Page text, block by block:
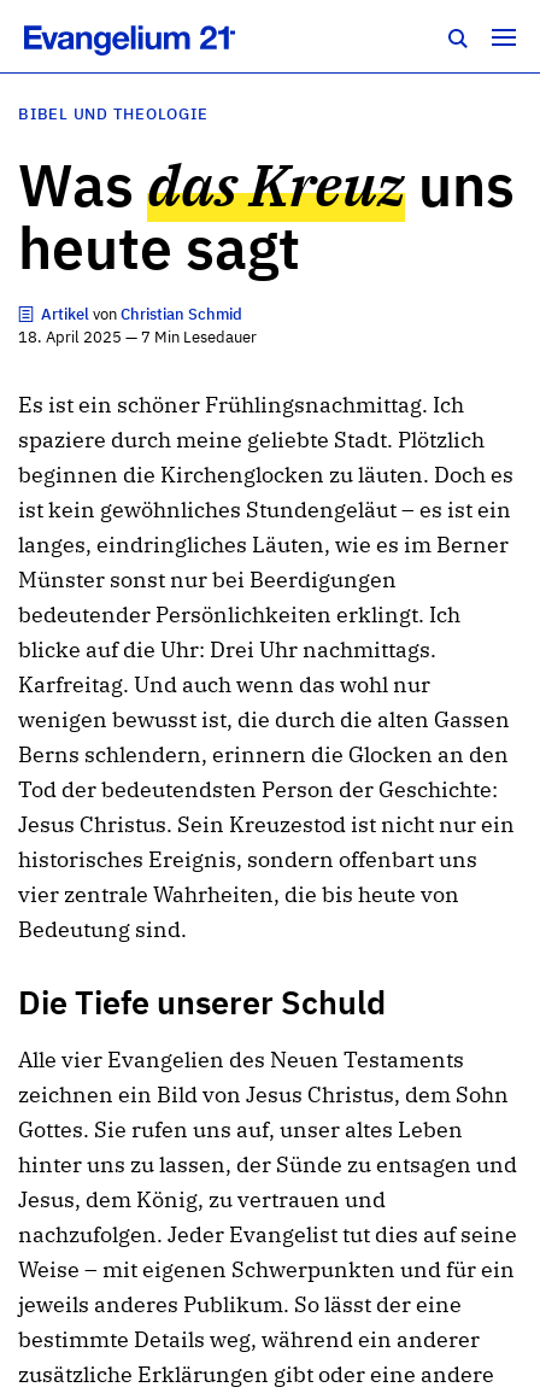
BIBEL UND THEOLOGIE
Was das Kreuz uns
heute sagt
ArtikelvonChristian Schmid
18. April 2025 — 7 Min Lesedauer
Es ist ein schöner Frühlingsnachmittag. Ich
spaziere durch meine geliebte Stadt. Plötzlich
beginnen die Kirchenglocken zu läuten. Doch es
ist kein gewöhnliches Stundengeläut – es ist ein
langes, eindringliches Läuten, wie es im Berner
Münster sonst nur bei Beerdigungen
bedeutender Persönlichkeiten erklingt. Ich
blicke auf die Uhr: Drei Uhr nachmittags.
Karfreitag. Und auch wenn das wohl nur
wenigen bewusst ist, die durch die alten Gassen
Berns schlendern, erinnern die Glocken an den
Tod der bedeutendsten Person der Geschichte:
Jesus Christus. Sein Kreuzestod ist nicht nur ein
historisches Ereignis, sondern offenbart uns
vier zentrale Wahrheiten, die bis heute von
Bedeutung sind.
Die Tiefe unserer Schuld
Alle vier Evangelien des Neuen Testaments
zeichnen ein Bild von Jesus Christus, dem Sohn
Gottes. Sie rufen uns auf, unser altes Leben
hinter uns zu lassen, der Sünde zu entsagen und
Jesus, dem König, zu vertrauen und
nachzufolgen. Jeder Evangelist tut dies auf seine
Weise – mit eigenen Schwerpunkten und für ein
jeweils anderes Publikum. So lässt der eine
bestimmte Details weg, während ein anderer
zusätzliche Erklärungen gibt oder eine andere